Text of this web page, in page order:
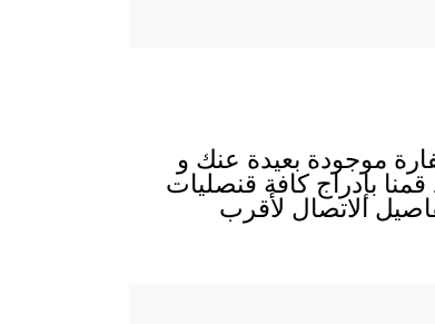
موجودة بعيدة عنك و
بإدراج كافة قنصليات
الاتصال لأقرب